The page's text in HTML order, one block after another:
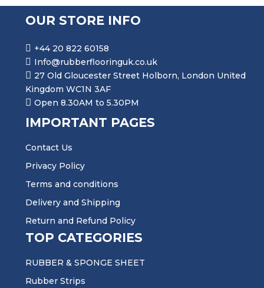
OUR STORE INFO
+44 20 822 60158
Info@rubberflooringuk.co.uk
27 Old Gloucester Street Holborn, London United
Kingdom WC1N 3AF
Open 8.30AM to 5.30PM
IMPORTANT PAGES
Contact Us
Privacy Policy
Terms and conditions
Delivery and Shipping
Return and Refund Policy
TOP CATEGORIES
RUBBER & SPONGE SHEET
Rubber Strips